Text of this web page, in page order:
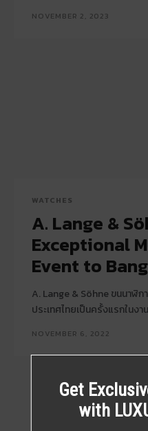
NOVEMBER 2, 2023
WATCHES
A. Lange &
Exceptional
Event to
A. Lange & Söhne ขนนาฬิ
ประเทศไทยเป็นครั้งแรกในง
NOVEMBER 6, 2022
Get
with